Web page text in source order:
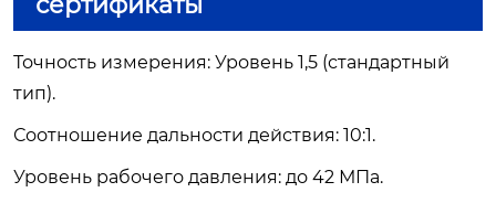
Точность измерения: Уровень 1,5 (стандартный
тип).
Соотношение дальности действия: 10:1.
Уровень рабочего давления: до 42 МПа.